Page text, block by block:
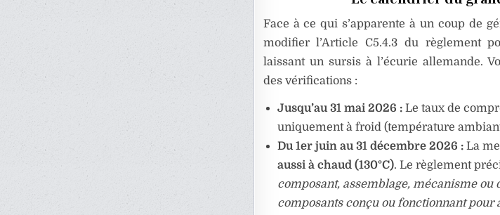
Face à ce qui s’apparente à un coup de
modifier l’Article C5.4.3 du règlement
laissant un sursis à l’écurie allemande.
des vérifications :
Jusqu’au 31 mai 2026 :Le taux de
uniquement à froid (température
Du 1er juin au 31 décembre 2026 :La
aussi à chaud (130°C). Le règlement
composant, assemblage, mécanisme ou
composants conçu ou fonctionnant pour